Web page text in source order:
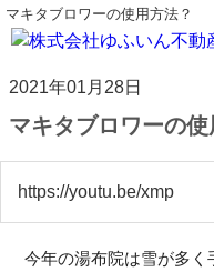
マキタブロワーの使用方法？
2021年01月28日
マキタブロワーの使
https://youtu.be/xmp
今年の湯布院は雪が多